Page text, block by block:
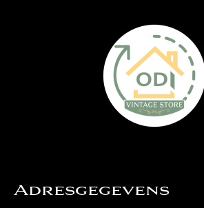
Adresgegevens